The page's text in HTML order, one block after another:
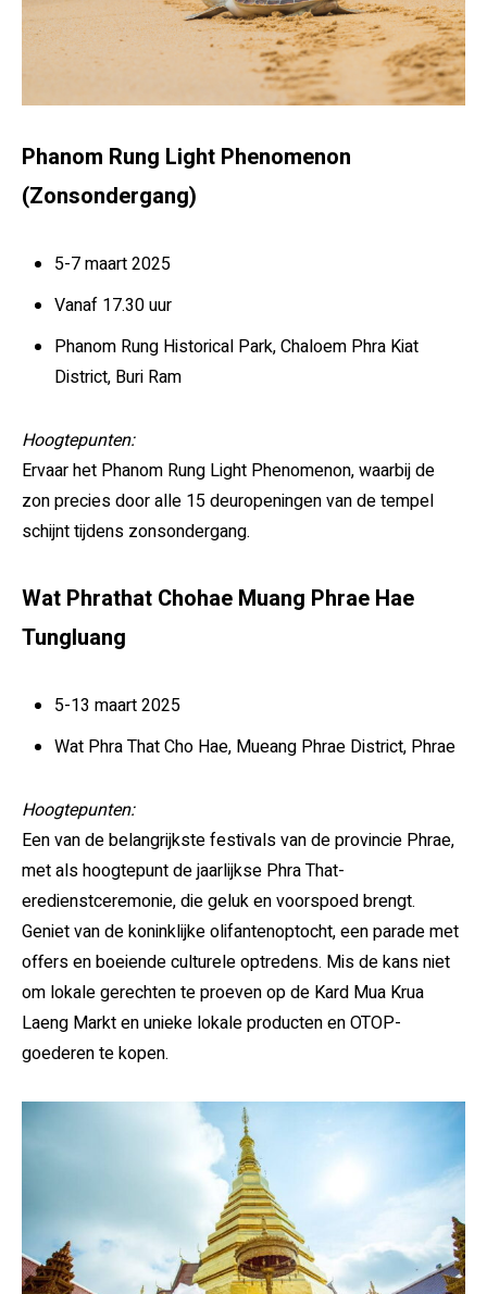
Phanom Rung Light Phenomenon
(Zonsondergang)
5-7 maart 2025
Vanaf 17.30 uur
Phanom Rung Historical Park, Chaloem Phra Kiat
District, Buri Ram
Hoogtepunten:
Ervaar het Phanom Rung Light Phenomenon, waarbij de
zon precies door alle 15 deuropeningen van de tempel
schijnt tijdens zonsondergang.
Wat Phrathat Chohae Muang Phrae Hae
Tungluang
5-13 maart 2025
Wat Phra That Cho Hae, Mueang Phrae District, Phrae
Hoogtepunten:
Een van de belangrijkste festivals van de provincie Phrae,
met als hoogtepunt de jaarlijkse Phra That-
eredienstceremonie, die geluk en voorspoed brengt.
Geniet van de koninklijke olifantenoptocht, een parade met
offers en boeiende culturele optredens. Mis de kans niet
om lokale gerechten te proeven op de Kard Mua Krua
Laeng Markt en unieke lokale producten en OTOP-
goederen te kopen.